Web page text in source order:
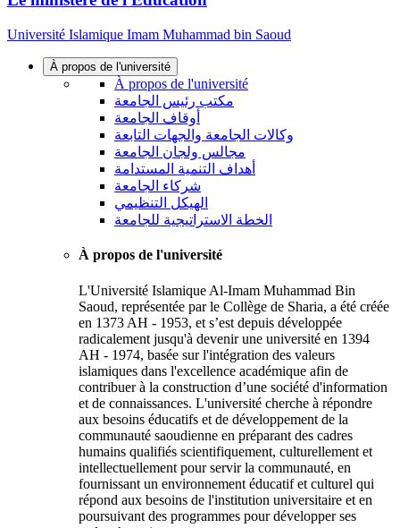
Université Islamique Imam Muhammad bin Saoud
À propos de l'université
À propos de l'université
مكتب رئيس الجامعة
أوقاف الجامعة
وكالات الجامعة والجهات التابعة
مجالس ولجان الجامعة
أهداف التنمية المستدامة
شركاء الجامعة
الهيكل التنظيمي
الخطة الاستراتيجية للجامعة
À propos de l'université
L'Université Islamique Al-Imam Muhammad Bin
Saoud, représentée par le Collège de Sharia, a été créée
en 1373 AH - 1953, et s’est depuis développée
radicalement jusqu'à devenir une université en 1394
AH - 1974, basée sur l'intégration des valeurs
islamiques dans l'excellence académique afin de
contribuer à la construction d’une société d'information
et de connaissances. L'université cherche à répondre
aux besoins éducatifs et de développement de la
communauté saoudienne en préparant des cadres
humains qualifiés scientifiquement, culturellement et
intellectuellement pour servir la communauté, en
fournissant un environnement éducatif et culturel qui
répond aux besoins de l'institution universitaire et en
poursuivant des programmes pour développer ses